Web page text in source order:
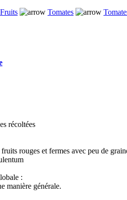
Fruits Tomates
récoltées
rouges et fermes avec peu de
:
manière générale.